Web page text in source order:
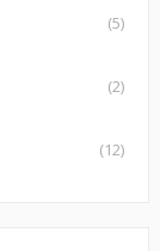
(5)
(2)
(12)